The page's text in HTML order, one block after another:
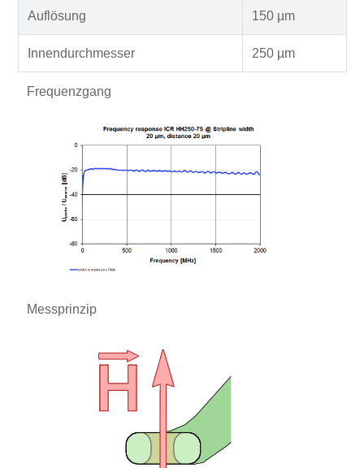
Auflösung 150 µm
Innendurchmesser 250 µm
Frequenzgang
Messprinzip